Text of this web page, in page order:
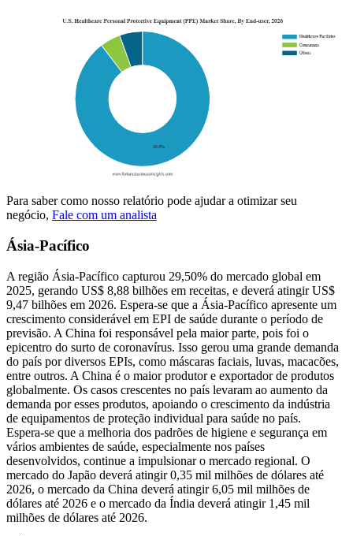
Para saber como nosso relatório pode ajudar a otimizar seu
negócio, Fale com um analista
Ásia-Pacífico
A região Ásia-Pacífico capturou 29,50% do mercado global em
2025, gerando US$ 8,88 bilhões em receitas, e deverá atingir US$
9,47 bilhões em 2026. Espera-se que a Ásia-Pacífico apresente um
crescimento considerável em EPI de saúde durante o período de
previsão. A China foi responsável pela maior parte, pois foi o
epicentro do surto de coronavírus. Isso gerou uma grande demanda
do país por diversos EPIs, como máscaras faciais, luvas, macacões,
entre outros. A China é o maior produtor e exportador de produtos
globalmente. Os casos crescentes no país levaram ao aumento da
demanda por esses produtos, apoiando o crescimento da indústria
de equipamentos de proteção individual para saúde no país.
Espera-se que a melhoria dos padrões de higiene e segurança em
vários ambientes de saúde, especialmente nos países
desenvolvidos, continue a impulsionar o mercado regional. O
mercado do Japão deverá atingir 0,35 mil milhões de dólares até
2026, o mercado da China deverá atingir 6,05 mil milhões de
dólares até 2026 e o ​​mercado da Índia deverá atingir 1,45 mil
milhões de dólares até 2026.